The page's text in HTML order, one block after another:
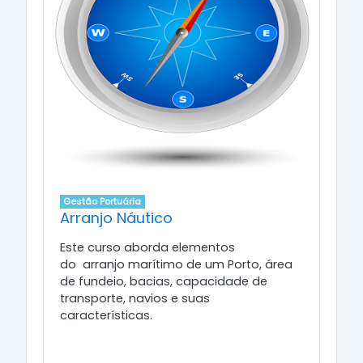
Gestão Portuária
Arranjo Náutico
Este curso aborda elementos
do arranjo marítimo de um Porto, área
de fundeio, bacias, capacidade de
transporte, navios e suas
características.